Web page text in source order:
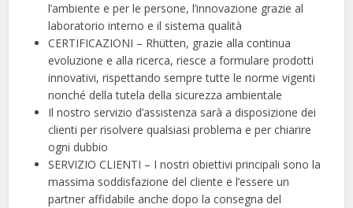
l’ambiente e per le persone, l’innovazione grazie al
laboratorio interno e il sistema qualità
CERTIFICAZIONI – Rhütten, grazie alla continua
evoluzione e alla ricerca, riesce a formulare prodotti
innovativi, rispettando sempre tutte le norme vigenti
nonché della tutela della sicurezza ambientale
Il nostro servizio d’assistenza sarà a disposizione dei
clienti per risolvere qualsiasi problema e per chiarire
ogni dubbio
SERVIZIO CLIENTI – I nostri obiettivi principali sono la
massima soddisfazione del cliente e l’essere un
partner affidabile anche dopo la consegna del